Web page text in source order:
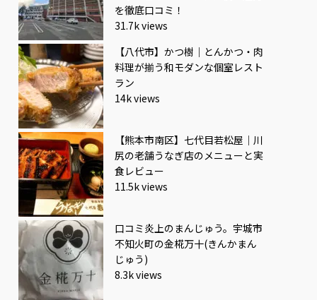
を徹底口コミ！
31.7k views
【八代市】かつ樹｜とんかつ・肉
料理が揃う和モダンな個室レスト
ラン
14k views
【熊本市南区】七代目若松屋｜川
尻の老舗うなぎ店のメニューと実
食レビュー
11.5k views
口コミ炎上のまんじゅう。宇城市
不知火町の金椛万十(きんかまん
じゅう)
8.3k views